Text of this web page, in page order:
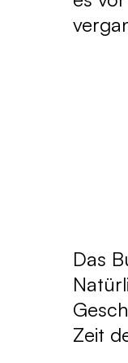
Das
Zeit